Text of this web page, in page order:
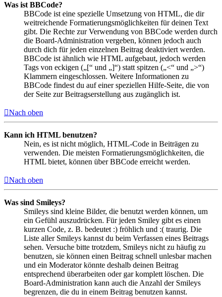
Was ist BBCode?
BBCode ist eine spezielle Umsetzung von HTML, die dir
weitreichende Formatierungsmöglichkeiten für deinen Text
gibt. Die Rechte zur Verwendung von BBCode werden durch
die Board-Administration vergeben, können jedoch auch
durch dich für jeden einzelnen Beitrag deaktiviert werden.
BBCode ist ähnlich wie HTML aufgebaut, jedoch werden
Tags von eckigen („[“ und „]“) statt spitzen („<“ und „>“)
Klammern eingeschlossen. Weitere Informationen zu
BBCode findest du auf einer speziellen Hilfe-Seite, die von
der Seite zur Beitragserstellung aus zugänglich ist.
Nach oben
Kann ich HTML benutzen?
Nein, es ist nicht möglich, HTML-Code in Beiträgen zu
verwenden. Die meisten Formatierungsmöglichkeiten, die
HTML bietet, können über BBCode erreicht werden.
Nach oben
Was sind Smileys?
Smileys sind kleine Bilder, die benutzt werden können, um
ein Gefühl auszudrücken. Für jeden Smiley gibt es einen
kurzen Code, z. B. bedeutet :) fröhlich und :( traurig. Die
Liste aller Smileys kannst du beim Verfassen eines Beitrags
sehen. Versuche bitte trotzdem, Smileys nicht zu häufig zu
benutzen, sie können einen Beitrag schnell unlesbar machen
und ein Moderator könnte deshalb deinen Beitrag
entsprechend überarbeiten oder gar komplett löschen. Die
Board-Administration kann auch die Anzahl der Smileys
begrenzen, die du in einem Beitrag benutzen kannst.